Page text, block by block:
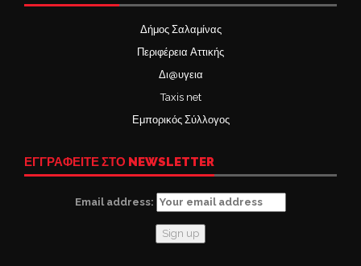
Δήμος Σαλαμίνας
Περιφέρεια Αττικής
Δι@υγεια
Taxis net
Εμπορικός Σύλλογος
ΕΓΓΡΑΦΕΙΤΕ ΣΤΟ NEWSLETTER
Email address: